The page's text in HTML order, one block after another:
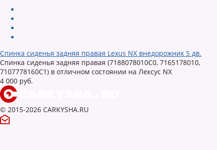
Спинка сиденья задняя правая Lexus NX внедорожник 5 дв.
Спинка сиденья задняя правая (7188078010C0, 7165178010,
7107778160C1) в отличном состоянии на Лексус NX
4 000 руб.
© 2015-2026 CARKYSHA.RU